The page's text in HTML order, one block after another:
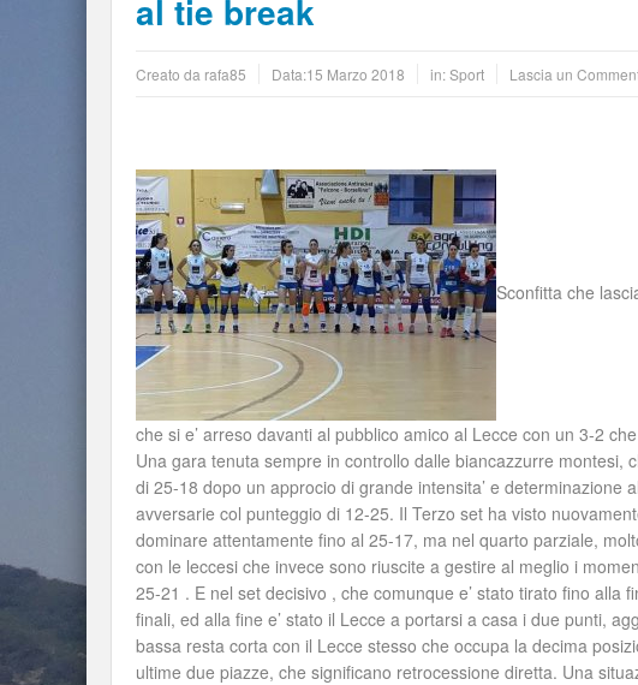
al tie break
Creato da rafa85 Data:15 Marzo 2018 in:Sport Lascia un
Sconfitta che
che si e’ arreso davanti al pubblico amico al Lecce con un 3-2
Una gara tenuta sempre in controllo dalle biancazzurre montesi,
di 25-18 dopo un approcio di grande intensita’ e determinazione
avversarie col punteggio di 12-25. Il Terzo set ha visto
dominare attentamente fino al 25-17, ma nel quarto parziale,
con le leccesi che invece sono riuscite a gestire al meglio i
25-21 . E nel set decisivo , che comunque e’ stato tirato fino alla
finali, ed alla fine e’ stato il Lecce a portarsi a casa i due punti,
bassa resta corta con il Lecce stesso che occupa la decima
ultime due piazze, che significano retrocessione diretta. Una